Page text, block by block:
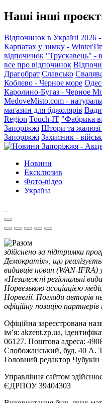
Наші інші
Відпочинок в Україні 2026
Карпатах у зимку -
відпочинок "Трускавець" -
все про відпочинок
Драгобрат Славсько
Коблево - Черное море
Каролино-Бугаз - Черное
MedoveMisto.com -
магазин для бджолярів
Region Touch-IT "Фабрика
Запоріжжі Штори та жалюзі
Запоріжжі Захисник -
Новини
Ексклюзив
Фото-відео
Україна
здійснено за підтримки
Демократія», що
видавців новин (WAN-IFRA)
«Незалежні регіональні
Норвезькою асоціацією
Норвегії. Погляди авторів
офіційну позицію
Офіційна зареєстрована
ім’я: akzent.zp.ua,
06127. Поштова адреса:
Слобожанський, буд. 40 А.
Головний редактор
Управління сайтом
ЄДРПОУ 39404303